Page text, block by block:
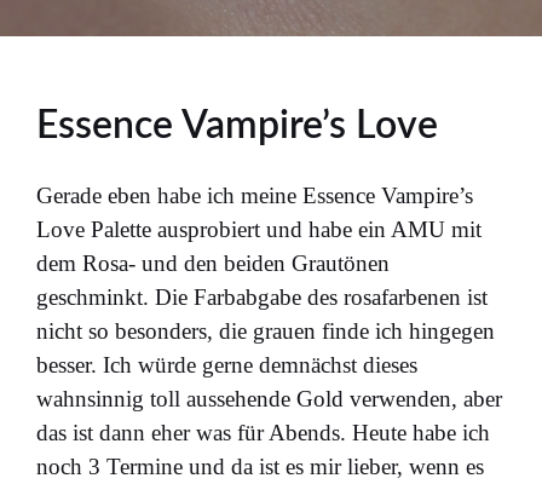
Essence Vampire’s Love
Gerade eben habe ich meine Essence Vampire’s
Love Palette ausprobiert und habe ein AMU mit
dem Rosa- und den beiden Grautönen
geschminkt. Die Farbabgabe des rosafarbenen ist
nicht so besonders, die grauen finde ich hingegen
besser. Ich würde gerne demnächst dieses
wahnsinnig toll aussehende Gold verwenden, aber
das ist dann eher was für Abends. Heute habe ich
noch 3 Termine und da ist es mir lieber, wenn es